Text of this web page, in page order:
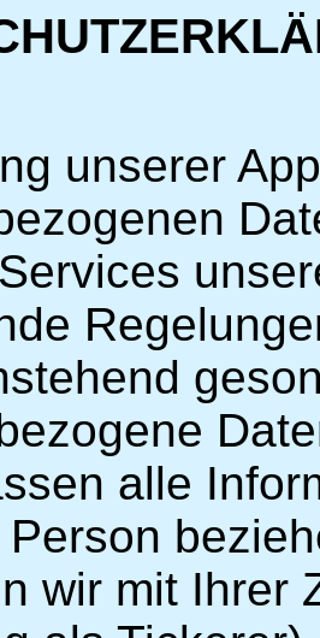
unserer
alle
wir mit Ihrer